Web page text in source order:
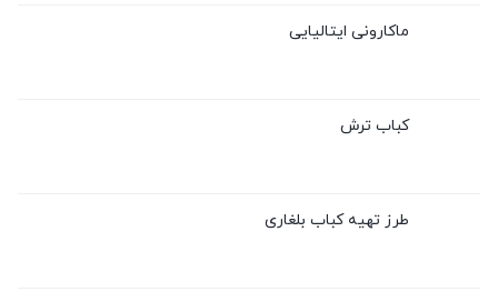
ماکارونی ایتالیایی
کباب ترش
طرز تهیه کباب بلغاری